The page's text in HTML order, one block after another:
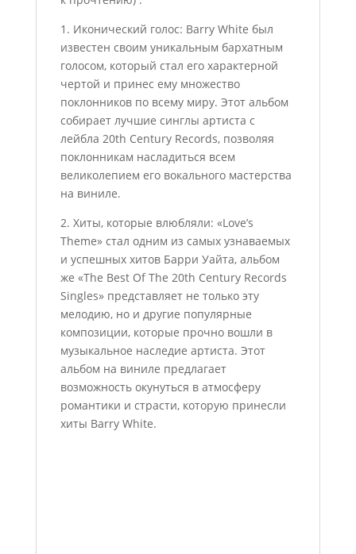
1. Иконический голос: Barry White был
известен своим уникальным бархатным
голосом, который стал его характерной
чертой и принес ему множество
поклонников по всему миру. Этот альбом
собирает лучшие синглы артиста с
лейбла 20th Century Records, позволяя
поклонникам насладиться всем
великолепием его вокального мастерства
на виниле.
2. Хиты, которые влюбляли: «Love’s
Theme» стал одним из самых узнаваемых
и успешных хитов Барри Уайта, альбом
же «The Best Of The 20th Century Records
Singles» представляет не только эту
мелодию, но и другие популярные
композиции, которые прочно вошли в
музыкальное наследие артиста. Этот
альбом на виниле предлагает
возможность окунуться в атмосферу
романтики и страсти, которую принесли
хиты Barry White.